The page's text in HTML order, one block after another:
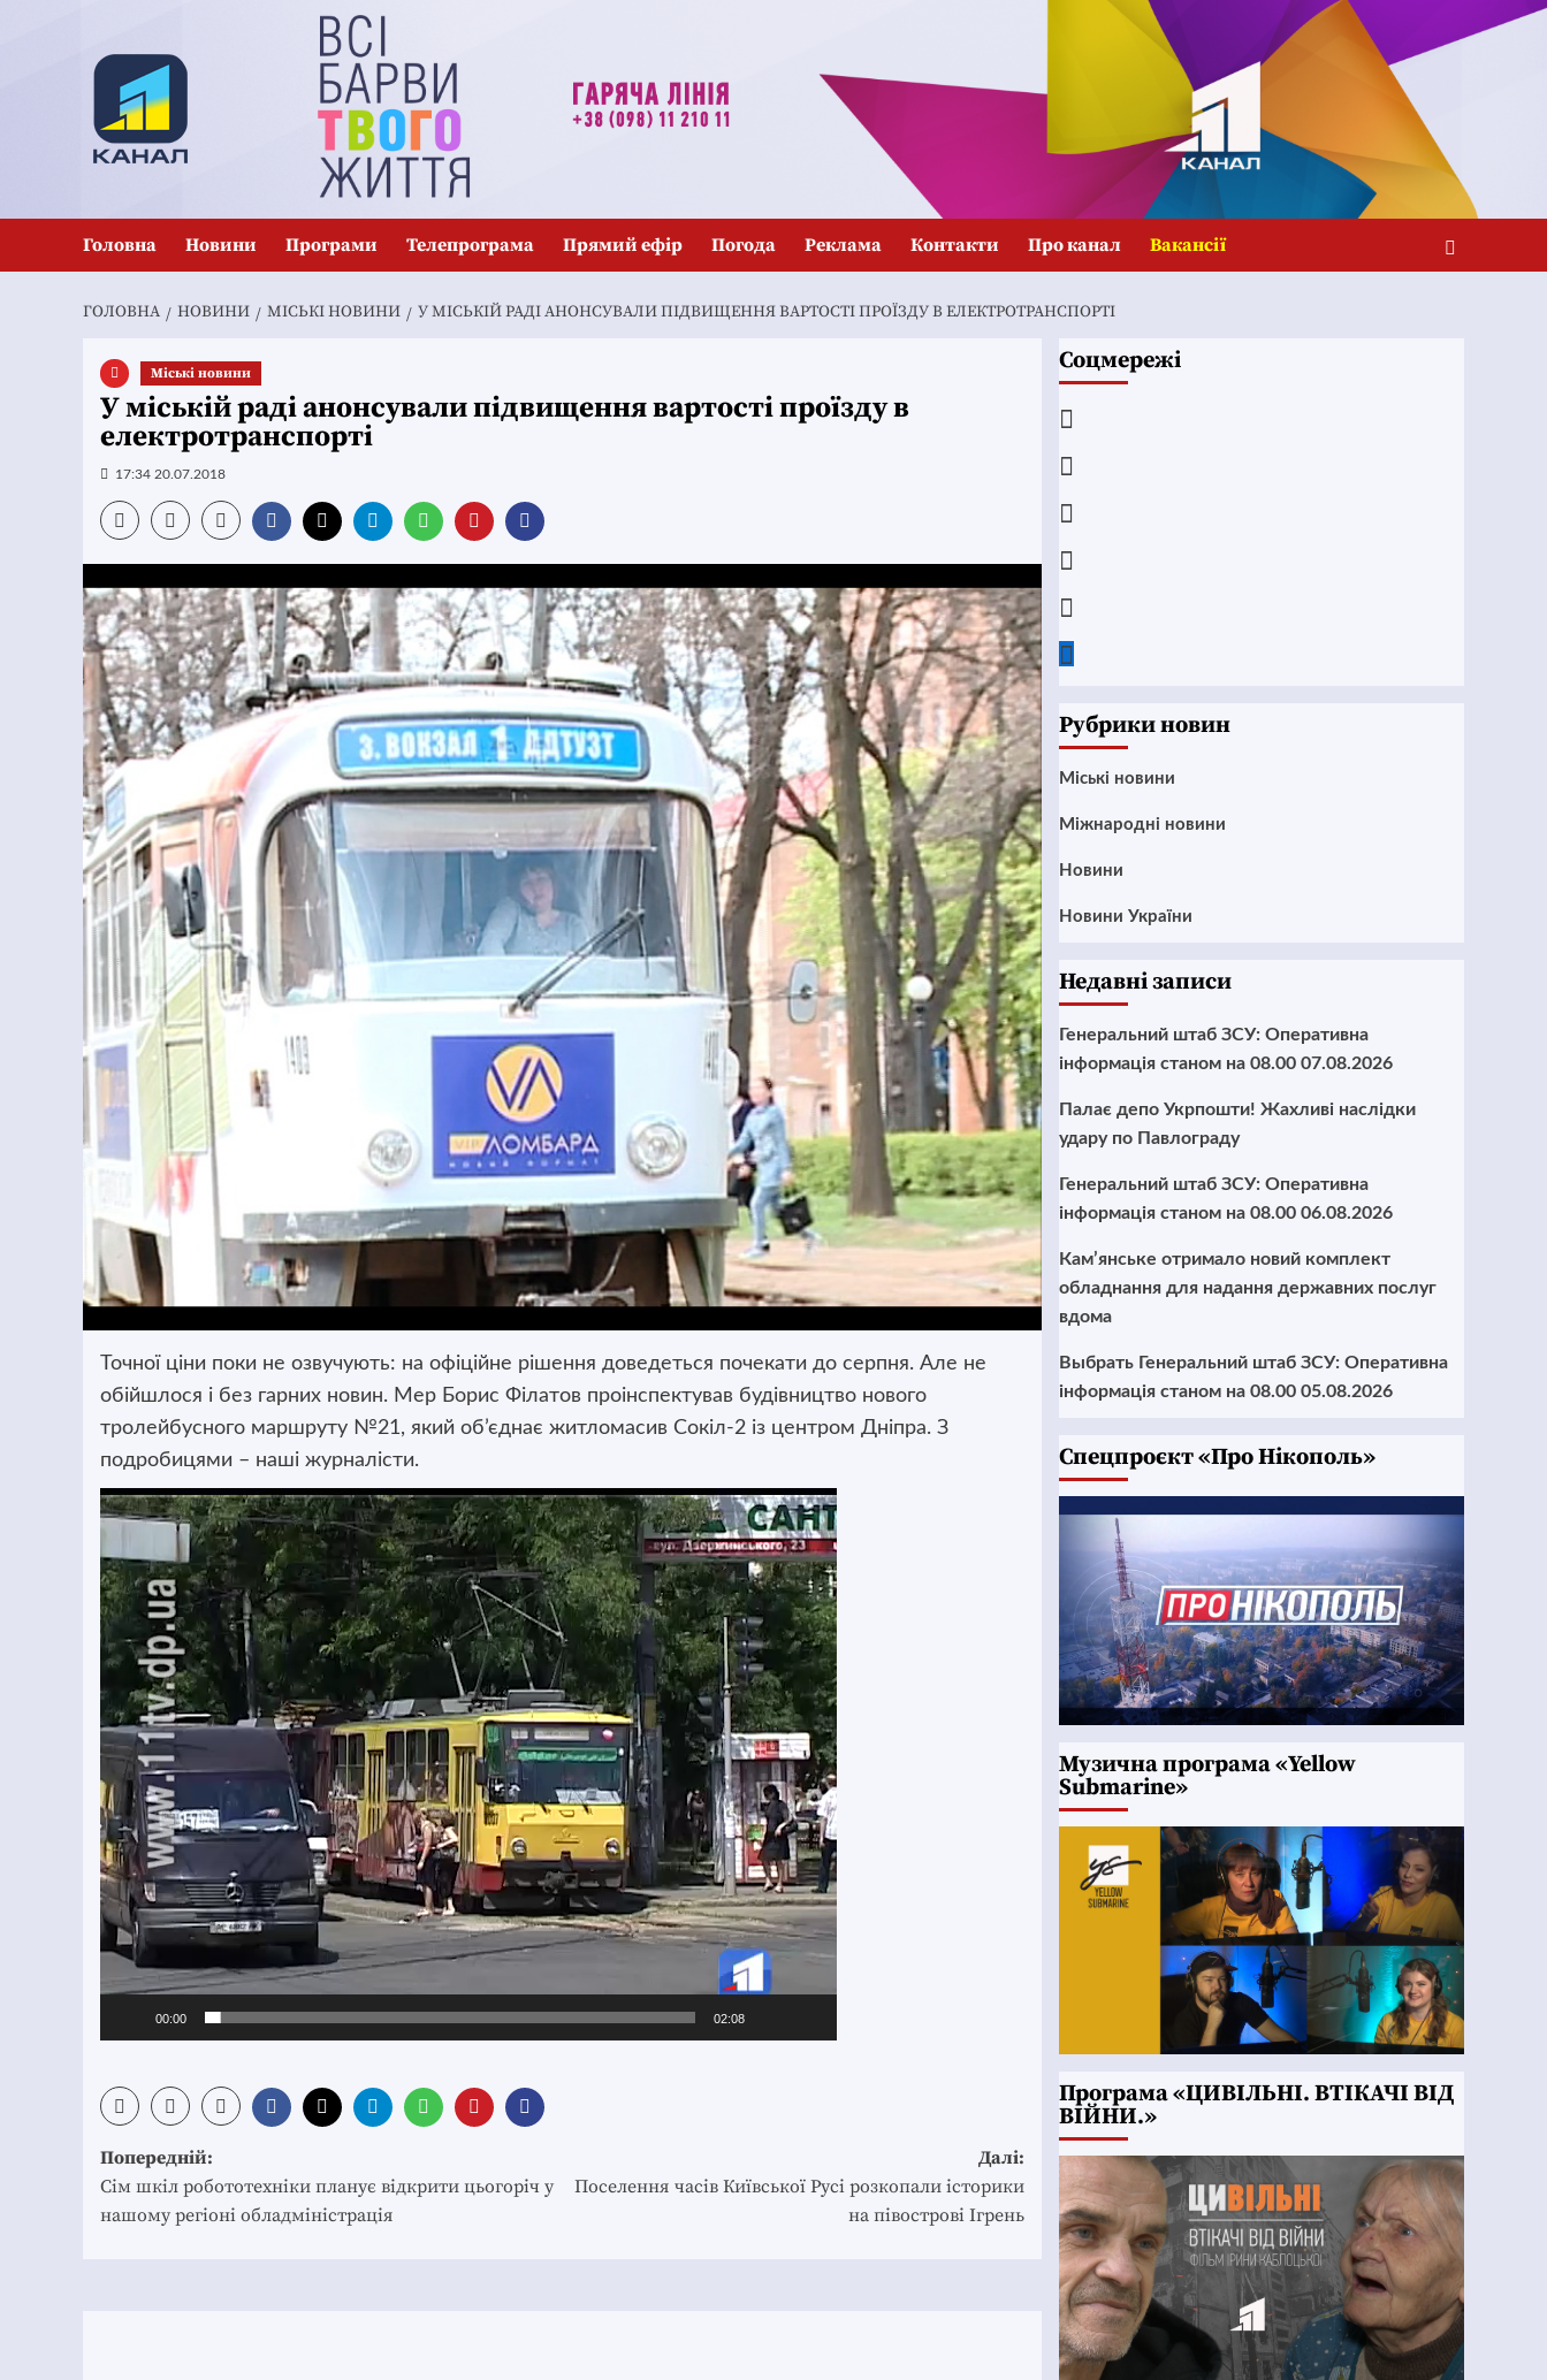
Головна Новини Програми Телепрограма Прямий ефір Погода Реклама Контакти Про канал Вакансії
ГОЛОВНА НОВИНИ MІСЬКІ НОВИНИ У МІСЬКІЙ РАДІ АНОНСУВАЛИ ПІДВИЩЕННЯ ВАРТОСТІ ПРОЇЗДУ В ЕЛЕКТРОТРАНСПОРТІ
Mіські новини
У міській раді анонсували підвищення вартості проїзду в
електротранспорті
17:34 20.07.2018
Точної ціни поки не озвучують: на офіційне рішення доведеться почекати до серпня. Але не
обійшлося і без гарних новин. Мер Борис Філатов проінспектував будівництво нового
тролейбусного маршруту №21, який об’єднає житломасив Сокіл-2 із центром Дніпра. З
подробицями – наші журналісти.
Відеопрогравач
00:00 02:08
Post
navigation
Попередній:
Сім шкіл робототехніки планує відкрити цьогоріч у
нашому регіоні обладміністрація
Далі:
Поселення часів Київської Русі розкопали історики
на півострові Ігрень
Соцмережі
Рубрики новин
Mіські новини
Міжнародні новини
Новини
Новини України
Недавні записи
Генеральний штаб ЗСУ: Оперативна
інформація станом на 08.00 07.08.2026
Палає депо Укрпошти! Жахливі наслідки
удару по Павлограду
Генеральний штаб ЗСУ: Оперативна
інформація станом на 08.00 06.08.2026
Кам’янське отримало новий комплект
обладнання для надання державних послуг
вдома
Выбрать Генеральний штаб ЗСУ: Оперативна
інформація станом на 08.00 05.08.2026
Cпецпроєкт «Про Нікополь»
Музична програма «Yellow
Submarine»
Програма «ЦИВІЛЬНІ. ВТІКАЧІ ВІД
ВІЙНИ.»